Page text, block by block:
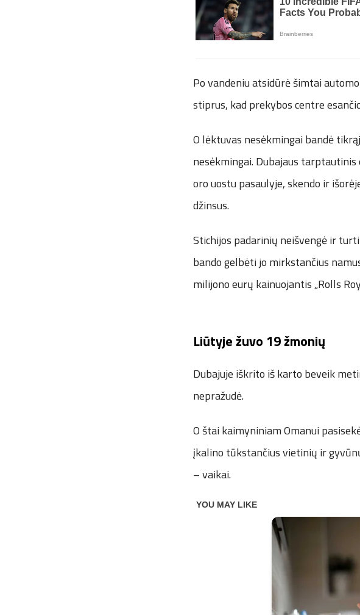
Po vandeniu atsidūrė šimtai
stiprus, kad prekybos centre
O lėktuvas nesėkmingai bandė
nesėkmingai. Dubajaus
oro uostu pasaulyje, skendo ir
džinsus.
Stichijos padarinių neišvengė ir
bando gelbėti jo mirkstančius
milijono eurų kainuojantis „Rolls
Liūtyje žuvo 19 žmonių
Dubajuje iškrito iš karto beveik
nepražudė.
O štai kaimyniniam Omanui
įkalino tūkstančius vietinių ir
– vaikai.